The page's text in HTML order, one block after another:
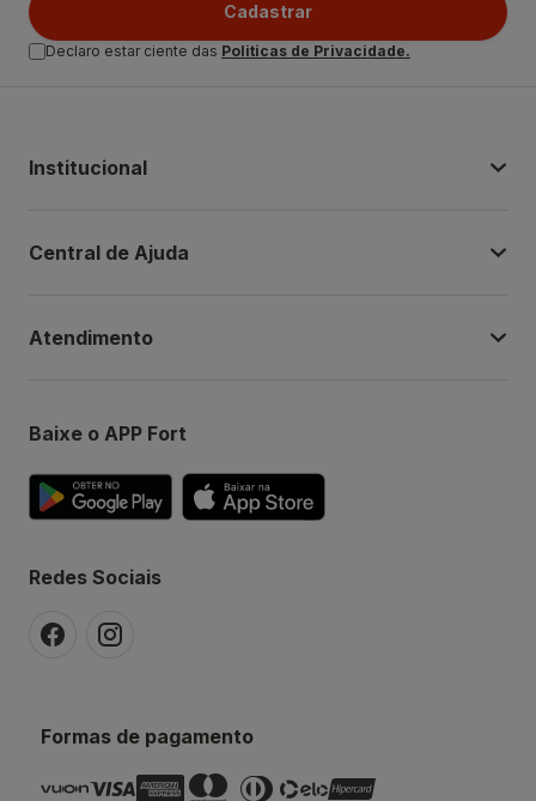
Cadastrar
Declaro estar ciente das Politicas de Privacidade.
Institucional
Central de Ajuda
Atendimento
Baixe o APP Fort
Redes Sociais
Formas de pagamento